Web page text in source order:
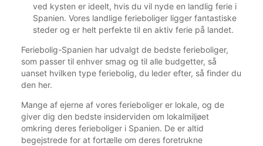
ved kysten er ideelt, hvis du vil nyde en landlig ferie i
Spanien. Vores landlige ferieboliger ligger fantastiske
steder og er helt perfekte til en aktiv ferie på landet.
Feriebolig-Spanien har udvalgt de bedste ferieboliger,
som passer til enhver smag og til alle budgetter, så
uanset hvilken type feriebolig, du leder efter, så finder du
den her.
Mange af ejerne af vores ferieboliger er lokale, og de
giver dig den bedste insiderviden om lokalmiljøet
omkring deres ferieboliger i Spanien. De er altid
begejstrede for at fortælle om deres foretrukne